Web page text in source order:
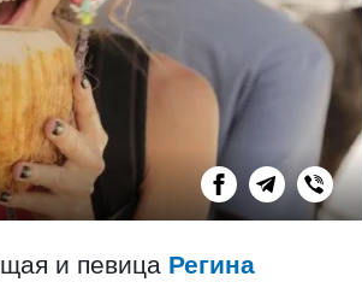
и певица Регина